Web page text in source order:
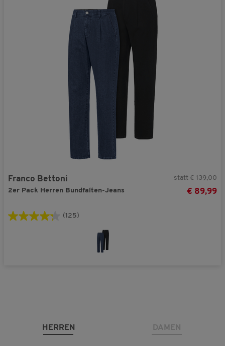
Franco Bettoni
2er Pack Herren Bundfalten-Jeans
statt € 139,00
€ 89,99
(125)
HERREN DAMEN